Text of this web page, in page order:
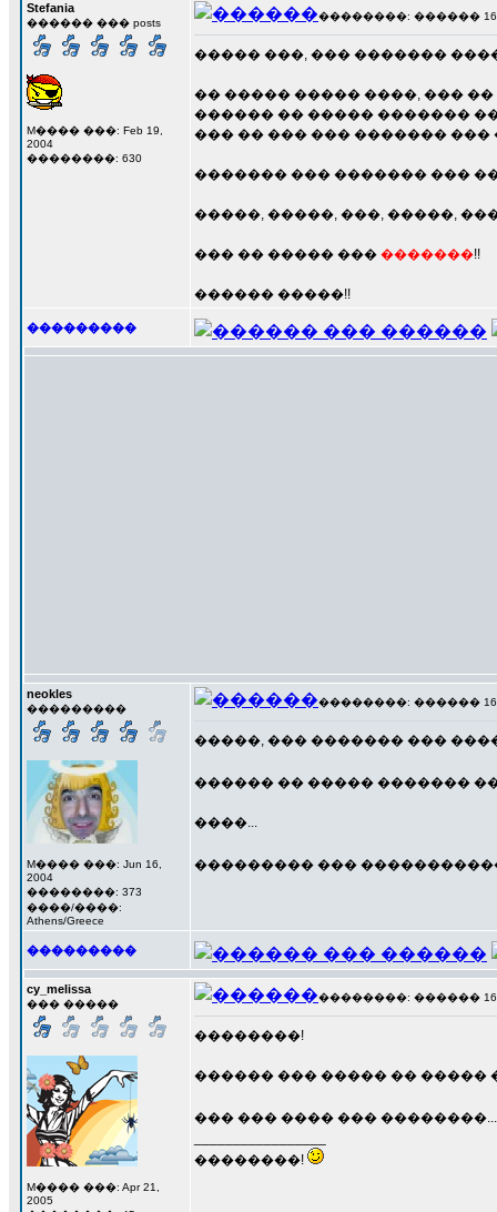
Stefania
������ ��� posts
M���� ���: Feb 19,
2004
��������: 630
��������: ������ 16
����� ���, ��� �������
�� ����� ����� ����, ���
������ �� ����� �������
��� �� ��� ��� ������� ���
������� ��� ������� ���
�����, �����, ���, �����,
��� �� ����� ��� �������!!
������ �����!!
���������
neokles
���������
M���� ���: Jun 16,
2004
��������: 373
����/����:
Athens/Greece
��������: ������ 16
�����, ��� ������� ���
������ �� ����� �������
����...
��������� ���
���������
cy_melissa
��� �����
M���� ���: Apr 21,
2005
��������: ������ 16
��������!
������ ��� ����� �� �����
��� ��� ���� ���
��������!